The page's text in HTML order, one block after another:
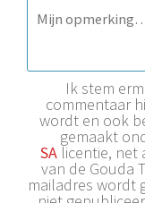
Ik stem
commentaar
wordt en ook
gemaakt
SAlicentie, net
van de Gouda
mailadres wordt